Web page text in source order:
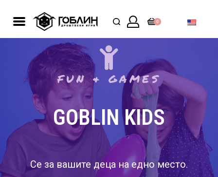
0
FUN & GAMES
GOBLIN KIDS
Се за вашите деца на едно место.